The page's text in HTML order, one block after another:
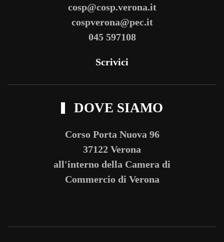
cosp@cosp.verona.it
cospverona@pec.it
045 597108
Scrivici
DOVE SIAMO
Corso Porta Nuova 96
37122 Verona
all'interno della Camera di
Commercio di Verona